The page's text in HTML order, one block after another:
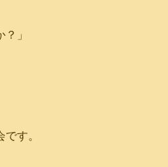
」
す。